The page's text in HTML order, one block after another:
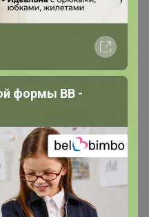
р.649 р.
отлично, упаковка для
оригинал ! советую
формы BB -